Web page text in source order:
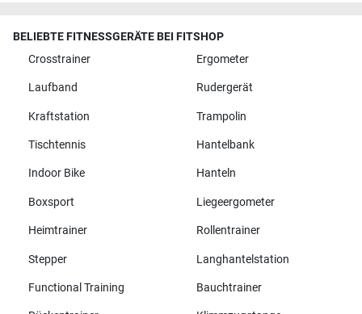
BELIEBTE FITNESSGERÄTE BEI FITSHOP
Crosstrainer
Ergometer
Laufband Rudergerät
Kraftstation Trampolin
Tischtennis Hantelbank
Indoor Bike Hanteln
Boxsport Liegeergometer
Heimtrainer Rollentrainer
Stepper Langhantelstation
Functional Training Bauchtrainer